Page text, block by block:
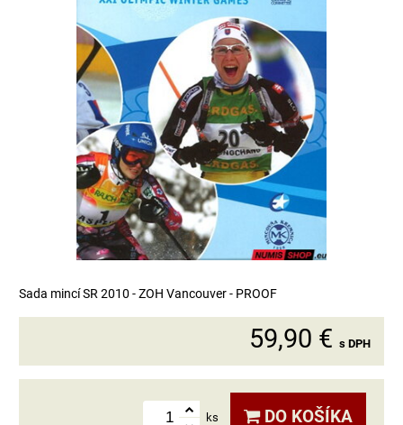
Sada mincí SR 2010 - ZOH Vancouver - PROOF
59,90 € s DPH
ks DO KOŠÍKA